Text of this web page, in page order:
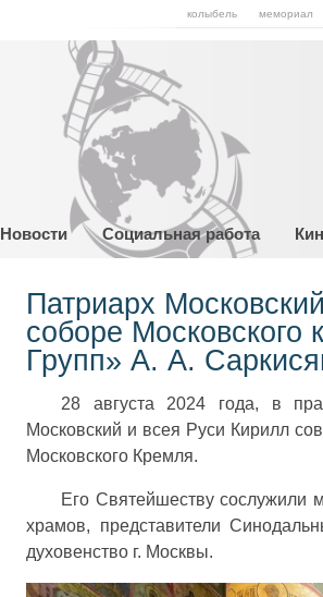
колыбель мемориал
Новости Социальная работа
Патриарх
соборе
Групп» А. А.
28 августа 2024 года, в
Московский и всея Руси Кирилл
Московского Кремля.
Его Святейшеству сослужили
храмов, представители
духовенство г. Москвы.